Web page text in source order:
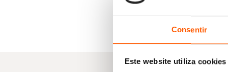
Consentir
Este website utiliza cookies